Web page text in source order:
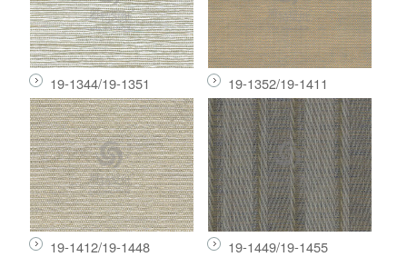
19-1344/19-1351 19-1352/19-1411
19-1412/19-1448 19-1449/19-1455